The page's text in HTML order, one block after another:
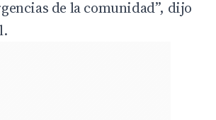
de la comunidad”, dijo